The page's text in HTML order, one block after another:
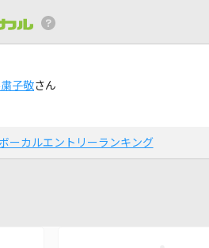
子敬さん
ーカルエントリーランキング